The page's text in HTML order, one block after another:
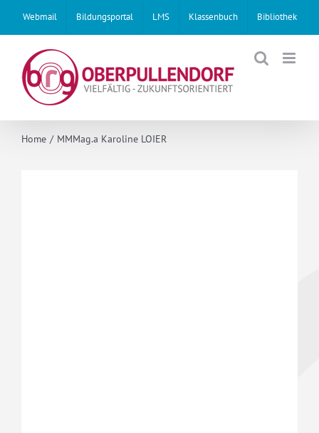
content
Webmail Bildungsportal LMS Klassenbuch Bibliothek
Home MMMag.a Karoline LOIER